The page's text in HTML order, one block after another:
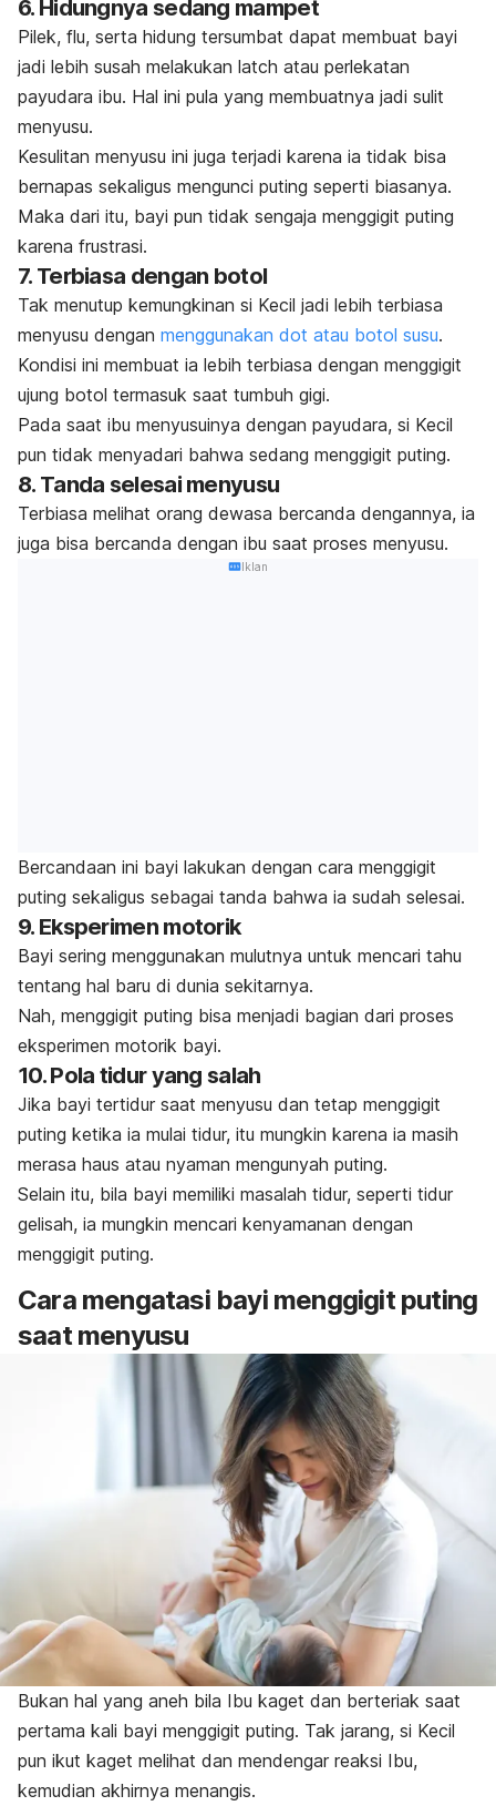
6. Hidungnya sedang mampet
Pilek, flu, serta hidung tersumbat dapat membuat bayi
jadi lebih susah melakukan latch atau perlekatan
payudara ibu. Hal ini pula yang membuatnya jadi sulit
menyusu.
Kesulitan menyusu ini juga terjadi karena ia tidak bisa
bernapas sekaligus mengunci puting seperti biasanya.
Maka dari itu, bayi pun tidak sengaja menggigit puting
karena frustrasi.
7. Terbiasa dengan botol
Tak menutup kemungkinan si Kecil jadi lebih terbiasa
menyusu dengan menggunakan dot atau botol susu.
Kondisi ini membuat ia lebih terbiasa dengan menggigit
ujung botol termasuk saat tumbuh gigi.
Pada saat ibu menyusuinya dengan payudara, si Kecil
pun tidak menyadari bahwa sedang menggigit puting.
8. Tanda selesai menyusu
Terbiasa melihat orang dewasa bercanda dengannya, ia
juga bisa bercanda dengan ibu saat proses menyusu.
Iklan
Bercandaan ini bayi lakukan dengan cara menggigit
puting sekaligus sebagai tanda bahwa ia sudah selesai.
9. Eksperimen motorik
Bayi sering menggunakan mulutnya untuk mencari tahu
tentang hal baru di dunia sekitarnya.
Nah, menggigit puting bisa menjadi bagian dari proses
eksperimen motorik bayi.
10. Pola tidur yang salah
Jika bayi tertidur saat menyusu dan tetap menggigit
puting ketika ia mulai tidur, itu mungkin karena ia masih
merasa haus atau nyaman mengunyah puting.
Selain itu, bila bayi memiliki masalah tidur, seperti tidur
gelisah, ia mungkin mencari kenyamanan dengan
menggigit puting.
Cara mengatasi bayi menggigit puting
saat menyusu
Bukan hal yang aneh bila Ibu kaget dan berteriak saat
pertama kali bayi menggigit puting. Tak jarang, si Kecil
pun ikut kaget melihat dan mendengar reaksi Ibu,
kemudian akhirnya menangis.